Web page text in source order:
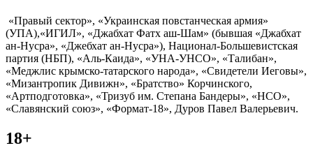
«Правый сектор», «Украинская повстанческая армия»
(УПА),«ИГИЛ», «Джабхат Фатх аш-Шам» (бывшая «Джабхат
ан-Нусра», «Джебхат ан-Нусра»), Национал-Большевистская
партия (НБП), «Аль-Каида», «УНА-УНСО», «Талибан»,
«Меджлис крымско-татарского народа», «Свидетели Иеговы»,
«Мизантропик Дивижн», «Братство» Корчинского,
«Артподготовка», «Тризуб им. Степана Бандеры», «НСО»,
«Славянский союз», «Формат-18», Дуров Павел Валерьевич.
18+